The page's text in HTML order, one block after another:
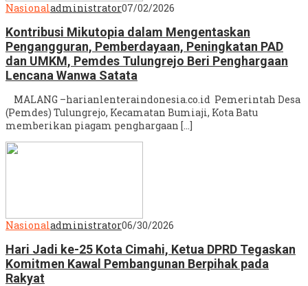
Nasionaladministrator07/02/2026
Kontribusi Mikutopia dalam Mengentaskan
Pengangguran, Pemberdayaan, Peningkatan PAD
dan UMKM, Pemdes Tulungrejo Beri Penghargaan
Lencana Wanwa Satata
MALANG –harianlenteraindonesia.co.id Pemerintah Desa
(Pemdes) Tulungrejo, Kecamatan Bumiaji, Kota Batu
memberikan piagam penghargaan […]
Nasionaladministrator06/30/2026
Hari Jadi ke-25 Kota Cimahi, Ketua DPRD Tegaskan
Komitmen Kawal Pembangunan Berpihak pada
Rakyat